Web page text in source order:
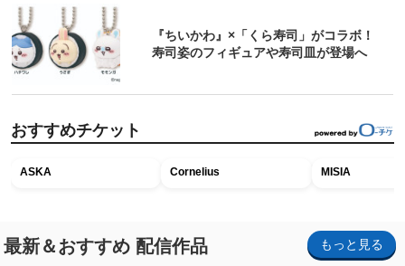
『ちいかわ』×「くら寿司」がコラボ！
寿司姿のフィギュアや寿司皿が登場へ
おすすめチケット
ASKA Cornelius MISIA
最新＆おすすめ 配信作品 もっと見る